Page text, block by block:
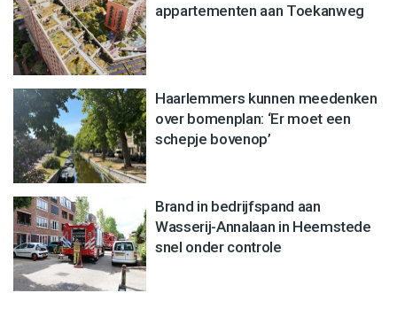
appartementen aan Toekanweg
Haarlemmers kunnen meedenken
over bomenplan: ‘Er moet een
schepje bovenop’
Brand in bedrijfspand aan
Wasserij-Annalaan in Heemstede
snel onder controle